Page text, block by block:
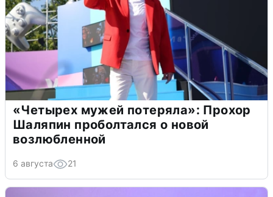
«Четырех мужей потеряла»: Прохор
Шаляпин проболтался о новой
возлюбленной
6 августа 21